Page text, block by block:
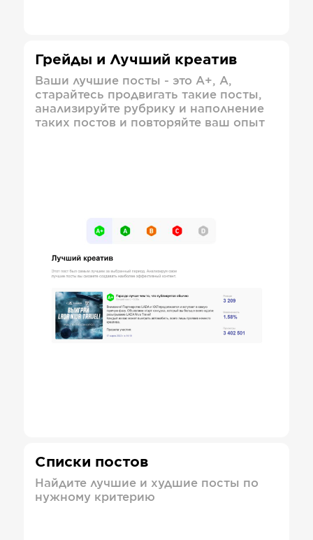
Грейды и Лучший креатив
Ваши лучшие посты - это А+, А,
старайтесь продвигать такие посты,
анализируйте рубрику и наполнение
таких постов и повторяйте ваш опыт
Списки постов
Найдите лучшие и худшие посты по
нужному критерию